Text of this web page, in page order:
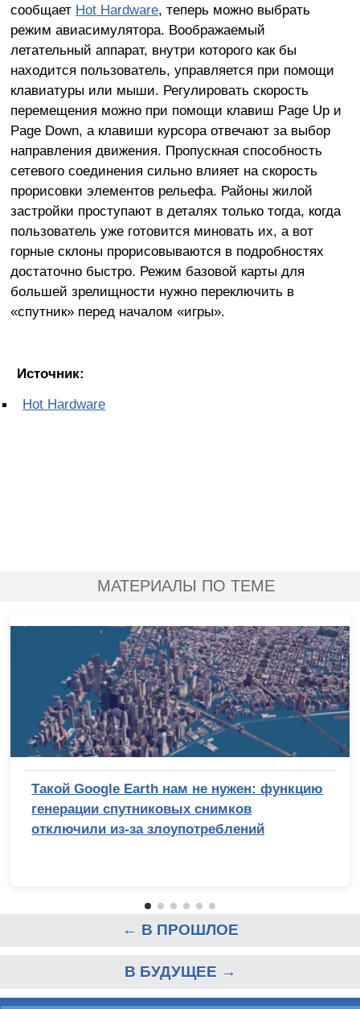
сообщает Hot Hardware, теперь можно выбрать
режим авиасимулятора. Воображаемый
летательный аппарат, внутри которого как бы
находится пользователь, управляется при помощи
клавиатуры или мыши. Регулировать скорость
перемещения можно при помощи клавиш Page Up и
Page Down, а клавиши курсора отвечают за выбор
направления движения. Пропускная способность
сетевого соединения сильно влияет на скорость
прорисовки элементов рельефа. Районы жилой
застройки проступают в деталях только тогда, когда
пользователь уже готовится миновать их, а вот
горные склоны прорисовываются в подробностях
достаточно быстро. Режим базовой карты для
большей зрелищности нужно переключить в
«спутник» перед началом «игры».
Источник:
Hot Hardware
МАТЕРИАЛЫ ПО ТЕМЕ
Такой Google Earth нам не нужен: функцию
генерации спутниковых снимков
отключили из-за злоупотреблений
← В ПРОШЛОЕ
В БУДУЩЕЕ →